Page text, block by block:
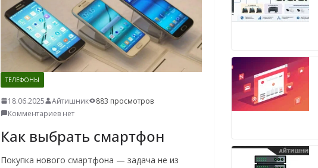
ТЕЛЕФОНЫ
18.06.2025 Айтишник
883 просмотров
Комментариев нет
Как выбрать смартфон
Покупка нового смартфона — задача не из